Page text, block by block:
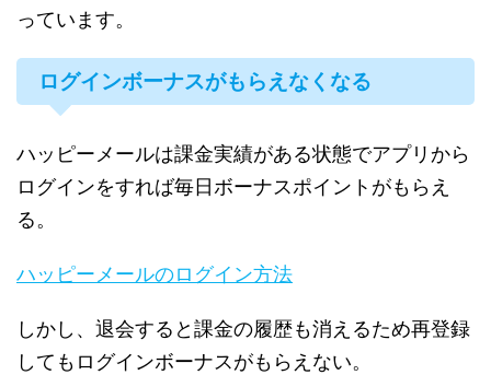
っています。
ログインボーナスがもらえなくなる
ハッピーメールは課金実績がある状態でアプリから
ログインをすれば毎日ボーナスポイントがもらえ
る。
ハッピーメールのログイン方法
しかし、退会すると課金の履歴も消えるため再登録
してもログインボーナスがもらえない。